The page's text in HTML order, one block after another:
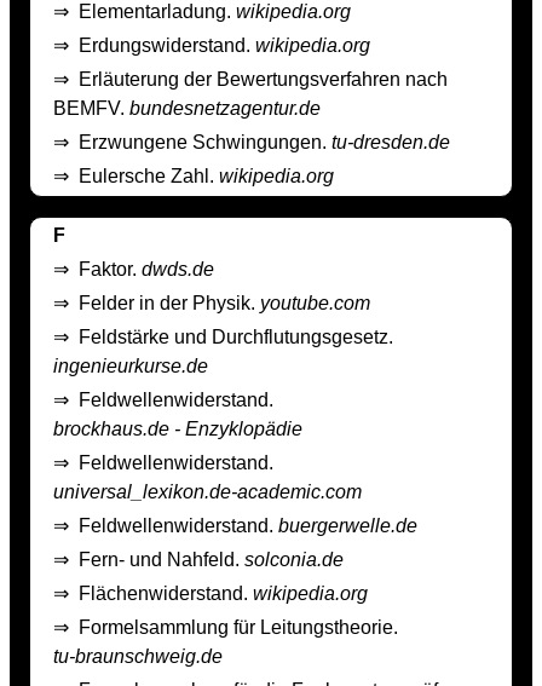
⇒ Elementarladung. wikipedia.org
⇒ Erdungswiderstand. wikipedia.org
⇒ Erläuterung der Bewertungsverfahren nach
BEMFV. bundesnetzagentur.de
⇒ Erzwungene Schwingungen. tu-dresden.de
⇒ Eulersche Zahl. wikipedia.org
F
⇒ Faktor. dwds.de
⇒ Felder in der Physik. youtube.com
⇒ Feldstärke und Durchflutungsgesetz.
ingenieurkurse.de
⇒ Feldwellenwiderstand.
brockhaus.de - Enzyklopädie
⇒ Feldwellenwiderstand.
universal_lexikon.de-academic.com
⇒ Feldwellenwiderstand. buergerwelle.de
⇒ Fern- und Nahfeld. solconia.de
⇒ Flächenwiderstand. wikipedia.org
⇒ Formelsammlung für Leitungstheorie.
tu-braunschweig.de